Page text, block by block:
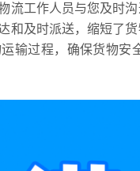
流工作人员与您及时
和及时派送，缩短了
输过程，确保货物